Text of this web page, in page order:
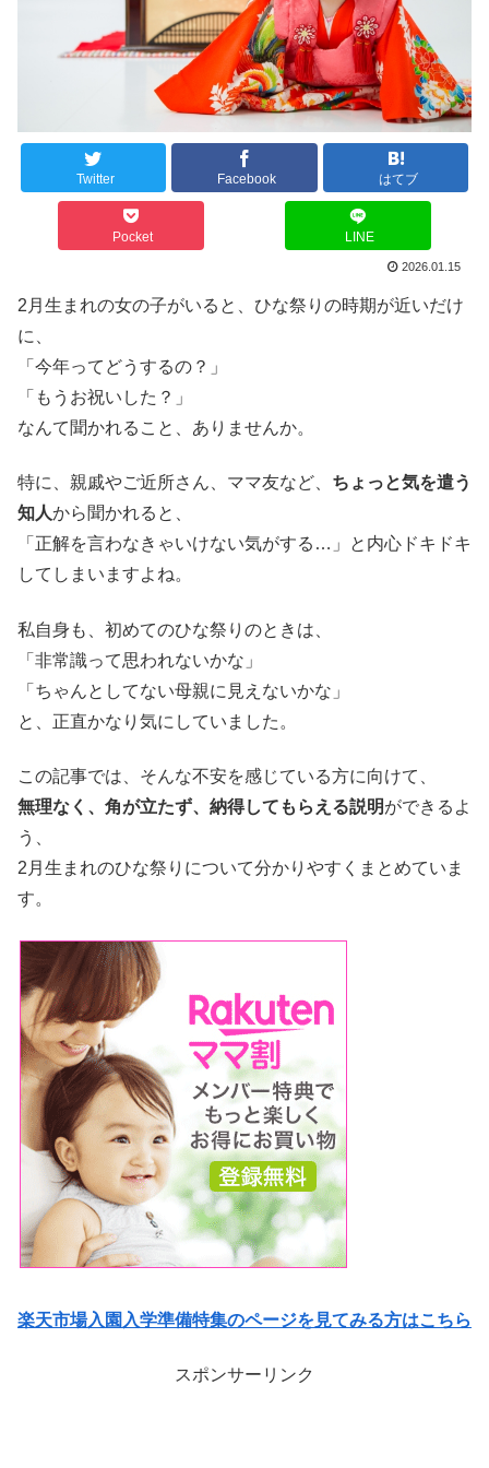
Twitter Facebook はてブ
Pocket LINE
2026.01.15
2月生まれの女の子がいると、ひな祭りの時期が近いだけ
に、
「今年ってどうするの？」
「もうお祝いした？」
なんて聞かれること、ありませんか。
特に、親戚やご近所さん、ママ友など、 ちょっと気を遣う
知人から聞かれると、
「正解を言わなきゃいけない気がする…」と内心ドキドキ
してしまいますよね。
私自身も、初めてのひな祭りのときは、
「非常識って思われないかな」
「ちゃんとしてない母親に見えないかな」
と、正直かなり気にしていました。
この記事では、そんな不安を感じている方に向けて、
無理なく、角が立たず、納得してもらえる説明ができるよ
う、
2月生まれのひな祭りについて分かりやすくまとめていま
す。
楽天市場入園入学準備特集のページを見てみる方はこちら
スポンサーリンク